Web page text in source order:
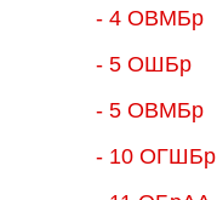
- 4 ОВМБр
- 5 ОШБр
- 5 ОВМБр
- 10 ОГШБр